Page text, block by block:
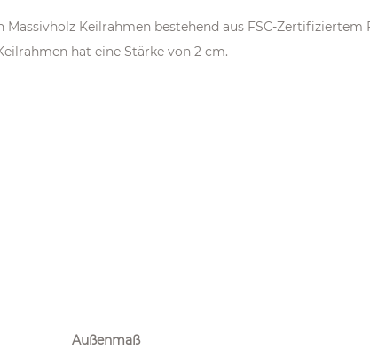
Keilrahmen bestehend aus FSC-
hat eine Stärke von 2 cm.
Außenmaß